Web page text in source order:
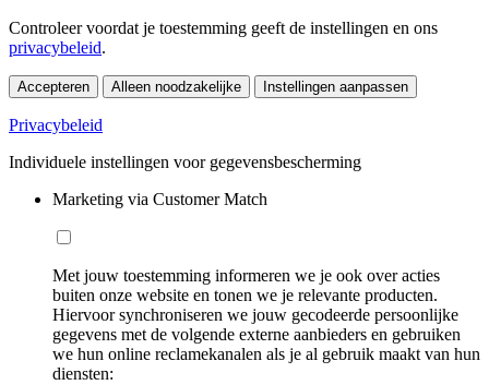
Controleer voordat je toestemming geeft de instellingen en ons
privacybeleid.
Accepteren Alleen noodzakelijke Instellingen aanpassen
Privacybeleid
Individuele instellingen voor gegevensbescherming
Marketing via Customer Match
Met jouw toestemming informeren we je ook over acties
buiten onze website en tonen we je relevante producten.
Hiervoor synchroniseren we jouw gecodeerde persoonlijke
gegevens met de volgende externe aanbieders en gebruiken
we hun online reclamekanalen als je al gebruik maakt van hun
diensten: